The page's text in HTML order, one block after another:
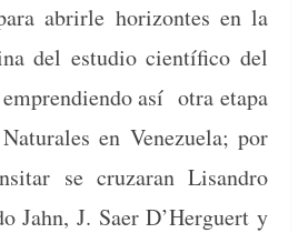
abrir­le hor­i­zontes en la
del estu­dio cien­tí­fi­co del
así otra eta­pa
en Venezuela; por
se cruzaran Lisan­dro
Jahn, J. Saer D’Herguert y